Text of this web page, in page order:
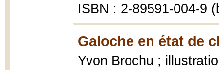
ISBN : 2-89591-004-9
Galoche en état de
Yvon Brochu ;